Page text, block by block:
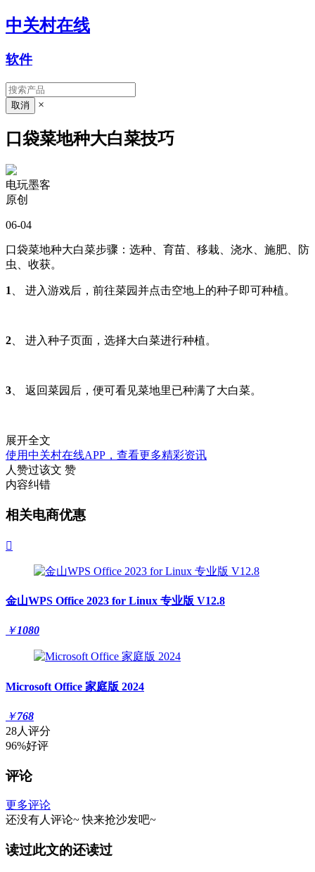
中关村在线
软件
×
口袋菜地种大白菜技巧
电玩墨客
原创
06-04
口袋菜地种大白菜步骤：选种、育苗、移栽、浇水、施肥、防
虫、收获。
1 、 进入游戏后，前往菜园并点击空地上的种子即可种植。
2 、 进入种子页面，选择大白菜进行种植。
3 、 返回菜园后，便可看见菜地里已种满了大白菜。
展开全文
使用中关村在线APP，查看更多精彩资讯
人赞过该文 赞
内容纠错
相关电商优惠

金山WPS Office 2023 for Linux 专业版 V12.8
￥1080
Microsoft Office 家庭版 2024
￥768
28人评分
96%好评
评论
更多评论
还没有人评论~ 快来抢沙发吧~
读过此文的还读过